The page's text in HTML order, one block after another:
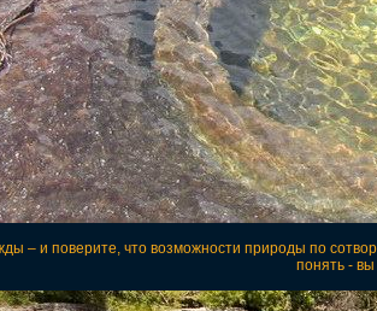
– и поверите, что возможности природы по
понять -